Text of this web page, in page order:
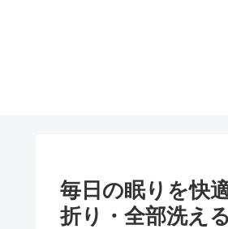
毎日の眠りを快
折り・全部洗え